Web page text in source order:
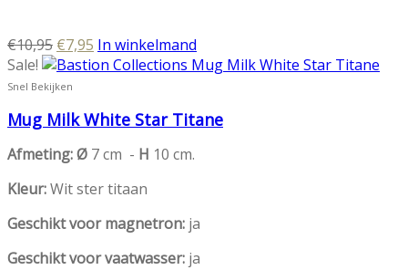
€10,95 Oorspronkelijke
prijs
was:
€7,95 Huidige
prijs
In winkelmand
Sale!
Snel Bekijken
Mug Milk White Star Titane
Afmeting: Ø 7 cm - H 10 cm.
Kleur:Wit ster titaan
Geschikt voor magnetron: ja
Geschikt voor vaatwasser: ja